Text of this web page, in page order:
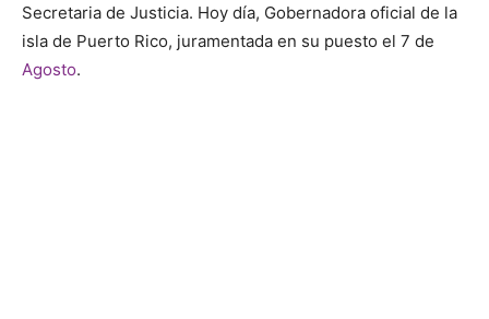
Secretaria de Justicia. Hoy día, Gobernadora oficial de la
isla de Puerto Rico, juramentada en su puesto el 7 de
Agosto.